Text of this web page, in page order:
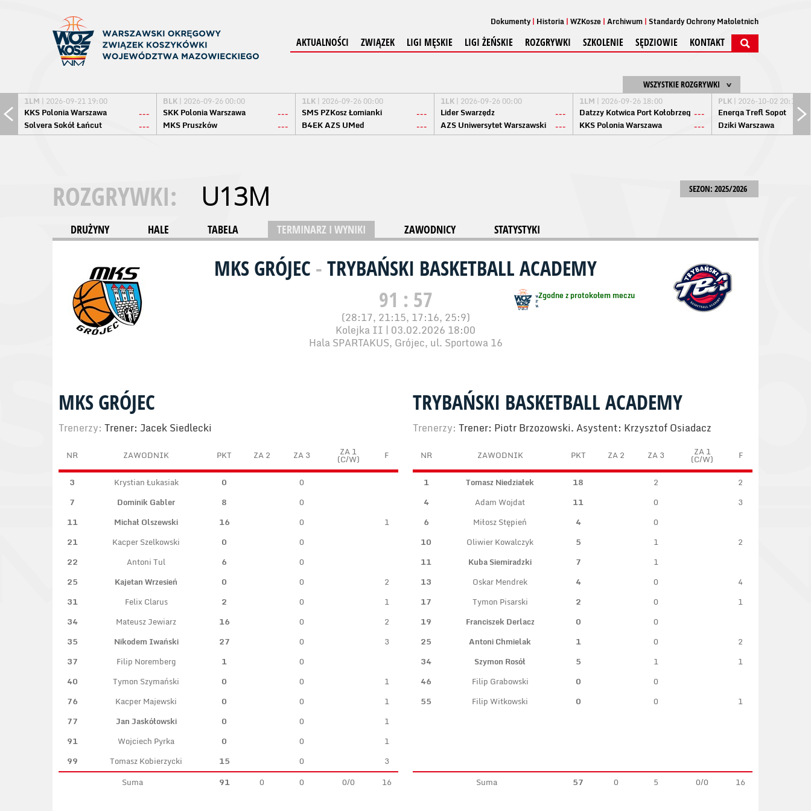
Dokumenty Historia WZKosze Archiwum Standardy Ochrony Małoletnich
AKTUALNOŚCI ZWIĄZEK LIGI MĘSKIE LIGI ŻEŃSKIE ROZGRYWKI SZKOLENIE SĘDZIOWIE KONTAKT
WSZYSTKIE ROZGRYWKI
1LM | 2026-09-21 19:00
KKS Polonia Warszawa
---
Solvera Sokół Łańcut
---
BLK | 2026-09-26 00:00
SKK Polonia Warszawa
---
MKS Pruszków
---
1LK | 2026-09-26 00:00
SMS PZKosz Łomianki
---
B4EK AZS UMed
---
1LK | 2026-09-26 00:00
Lider Swarzędz
---
AZS Uniwersytet Warszawski
---
1LM | 2026-09-26 18:00
Datzzy Kotwica Port Kołobrzeg ---
KKS Polonia Warszawa
---
PLK | 2026-10-02 20:15
Energa Trefl Sopot
Dziki Warszawa
SEZON: 2025/2026
ROZGRYWKI: U13M
DRUŻYNY HALE TABELA TERMINARZ I WYNIKI ZAWODNICY STATYSTYKI
MKS GRÓJEC -TRYBAŃSKI BASKETBALL ACADEMY
Zgodne z protokołem meczu
91 : 57
(28:17, 21:15, 17:16, 25:9)
Kolejka II | 03.02.2026 18:00
Hala SPARTAKUS, Grójec, ul. Sportowa 16
MKS GRÓJEC
Trenerzy: Trener: Jacek Siedlecki
NR ZAWODNIK PKT ZA 2 ZA 3 ZA 1
(C/W) F
3 Krystian Łukasiak 0
0
7
Dominik Gabler 8
0
11
Michał Olszewski 16 0
1
21
Kacper Szelkowski 0
0
22
Antoni Tul 6
0
25
Kajetan Wrzesień 0 0
2
31
Felix Clarus 2 0
1
34
Mateusz Jewiarz 16 0
2
35
Nikodem Iwański 27 0
3
37
Filip Noremberg 1
0
40
Tymon Szymański 0 0
1
76
Kacper Majewski 0 0
1
77
Jan Jaskółowski 0 0
1
91
Wojciech Pyrka 0 0
1
99
Tomasz Kobierzycki 15 0
3
Suma
91 0 0 0/0 16
TRYBAŃSKI BASKETBALL ACADEMY
Trenerzy: Trener: Piotr Brzozowski. Asystent: Krzysztof Osiadacz
NR ZAWODNIK PKT ZA 2 ZA 3 ZA 1
(C/W) F
1 Tomasz Niedziałek 18 2
2
4
Adam Wojdat 11 0
3
6
Miłosz Stępień 4
0
10
Oliwier Kowalczyk 5 1
2
11
Kuba Siemiradzki 7
1
13
Oskar Mendrek 4 0
4
17
Tymon Pisarski 2 0
1
19
Franciszek Derlacz 0
0
25
Antoni Chmielak 1 0
2
34
Szymon Rosół 5 1
1
46
Filip Grabowski 0
0
55
Filip Witkowski 0 0 1
Suma 57 0 5 0/0 16